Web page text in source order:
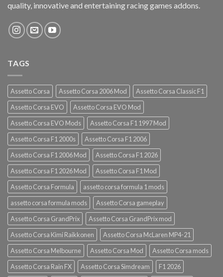
quality, innovative and entertaining racing games addons.
TAGS
Assetto Corsa Assetto Corsa 2006 Mod
Assetto Corsa Classic F1
Assetto Corsa EVO
Assetto Corsa EVO Mod
Assetto Corsa EVO Mods
Assetto Corsa F1 1997 Mod
Assetto Corsa F1 2000s
Assetto Corsa F1 2006
Assetto Corsa F1 2006 Mod
Assetto Corsa F1 2026
Assetto Corsa F1 2026 Mod
Assetto Corsa F1 Mod
Assetto Corsa Formula
assetto corsa formula 1 mods
assetto corsa formula mods
Assetto Corsa gameplay
Assetto Corsa GrandPrix
Assetto Corsa GrandPrix mod
Assetto Corsa Kimi Raikkonen
Assetto Corsa McLaren MP4-21
Assetto Corsa Melbourne
Assetto Corsa Mod
Assetto Corsa mods
Assetto Corsa Rain FX
Assetto Corsa Simdream F1 2026